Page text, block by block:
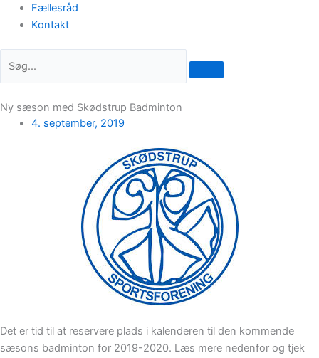
Fællesråd
Kontakt
Ny sæson med Skødstrup Badminton
4. september, 2019
Det er tid til at reservere plads i kalenderen til den kommende
sæsons badminton for 2019-2020. Læs mere nedenfor og tjek